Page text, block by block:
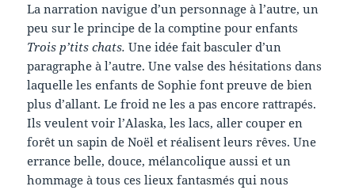
La narration navigue d’un personnage à l’autre, un
peu sur le principe de la comptine pour enfants
Trois p’tits chats. Une idée fait basculer d’un
paragraphe à l’autre. Une valse des hésitations dans
laquelle les enfants de Sophie font preuve de bien
plus d’allant. Le froid ne les a pas encore rattrapés.
Ils veulent voir l’Alaska, les lacs, aller couper en
forêt un sapin de Noël et réalisent leurs rêves. Une
errance belle, douce, mélancolique aussi et un
hommage à tous ces lieux fantasmés qui nous